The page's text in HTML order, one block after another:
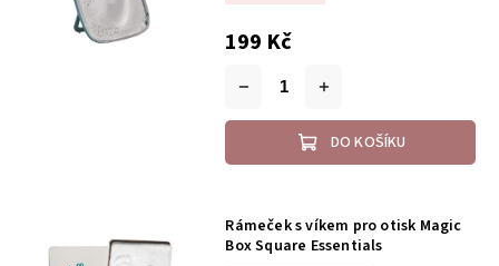
Abecedně
199 Kč
DO KOŠÍKU
Rámeček s víkem pro otisk Magic
Box Square Essentials